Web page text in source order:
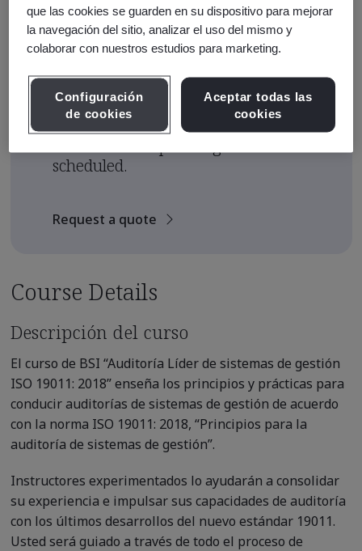
Course Fee
USD $605.00
Early Bird Price *
USD $535.00
scheduled.
Request a quote
Course Details
Descripción del curso
El curso de BSI “Auditoría Líder de sistemas de gestión
ISO 19011: 2018” enseña los principios y prácticas para
conducir auditorías de sistemas de gestión de acuerdo
con la norma ISO 19011: 2018, “Principios para la
auditoría de sistemas de gestión”.
Instructores experimentados lo ayudarán a consolidar
su experiencia e impulsar sus capacidades de auditoría
con los últimos desarrollos del nuevo estándar 19011.
Usted será guiado a través de todo el proceso de
que las cookies se guarden en su dispositivo para mejorar
la navegación del sitio, analizar el uso del mismo y
colaborar con nuestros estudios para marketing.
Configuración
de cookies
Aceptar todas las
cookies